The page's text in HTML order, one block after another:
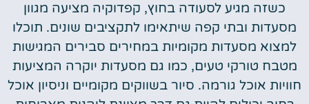
כשזה מגיע לסעודה בחוץ, קפדוקיה מציעה מגוון
מסעדות ובתי קפה שיתאימו לתקציבים שונים. תוכלו
למצוא מסעדות מקומיות במחירים סבירים המגישות
מטבח טורקי טעים, כמו גם מסעדות יוקרה המציעות
חוויות אוכל גורמה. סיור בשווקים מקומיים וניסיון אוכל